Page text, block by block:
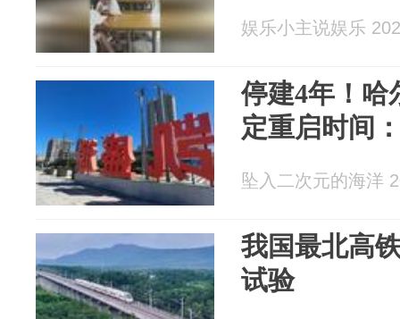
娱乐小主说娱乐
停建4年！哈
定重启时间
坠入二次元的海洋
我国最北高
试验